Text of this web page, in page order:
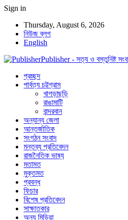
Sign in
Thursday, August 6, 2026
নিউজ ব্লগ
English
Publisher - সত্য ও বস্তুনিষ্ট
প্রচ্ছদ
পার্বত্য চট্টগ্রাম
খাগড়াছড়ি
রাঙামাটি
বান্দরবান
অন্যান্য জেলা
আন্তর্জাতিক
সংগঠন সংবাদ
মন্তব্য প্রতিবেদন
রাজনৈতিক ভাষ্য
মতামত
মুক্তমত
প্রবন্ধ
ফিচার
বিশেষ প্রতিবেদন
সাক্ষাতকার
অন্য মিডিয়া